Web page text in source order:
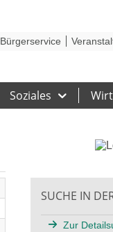
Soziales
Bürgerservice
SUCHE IN
Zur